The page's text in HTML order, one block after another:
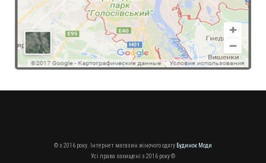
Теплий жіночий пуховик для зими
2100.00грн.
© з 2016 року. Інтернет магазин жіночого одягу Будинок Моди
Усі права захищені з 2016 року ©